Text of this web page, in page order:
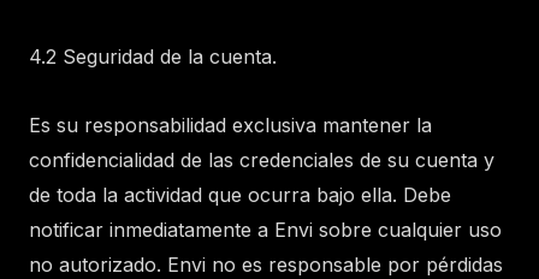
4.2 Seguridad de la cuenta.
Es su responsabilidad exclusiva mantener la
confidencialidad de las credenciales de su cuenta y
de toda la actividad que ocurra bajo ella. Debe
notificar inmediatamente a Envi sobre cualquier uso
no autorizado. Envi no es responsable por pérdidas